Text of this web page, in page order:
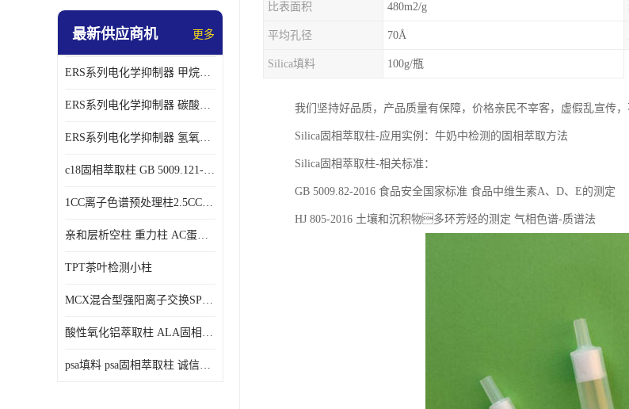
最新供应商机 更多
ERS系列电化学抑制器 甲烷磺酸体系 实验器材
ERS系列电化学抑制器 碳酸盐体系 实验科研仪器 适配离子色谱仪产品
ERS系列电化学抑制器 氢氧根体系 检测灵敏度高 适用梯度淋洗 实验耗材
c18固相萃取柱 GB 5009.121-2016 spe柱
1CC离子色谱预处理柱2.5CC 50支/盒
亲和层析空柱 重力柱 AC蛋白纯化柱 蛋白层析柱
TPT茶叶检测小柱
MCX混合型强阳离子交换SPE柱60mg/3ml
酸性氧化铝萃取柱 ALA固相萃取柱
psa填料 psa固相萃取柱 诚信经营 来电咨询
比表面积 480m2/g
平均孔径 70Å
Silica填料 100g/瓶
我们坚持好品质，产品质量有保障，价格亲民不宰客，虚假乱宣传
Silica固相萃取柱-应用实例：牛奶中检测的固相萃取方法
Silica固相萃取柱-相关标准：
GB 5009.82-2016 ⻝品安全国家标准 ⻝品中维⽣素A、D、E的测定
HJ 805-2016 ⼟壤和沉积物多环芳烃的测定 ⽓相⾊谱-质谱法